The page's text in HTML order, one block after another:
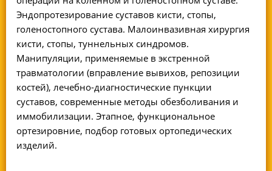
Эндопротезирование суставов кисти, стопы,
голеностопного сустава. Малоинвазивная хирургия
кисти, стопы, туннельных синдромов.
Манипуляции, применяемые в экстренной
травматологии (вправление вывихов, репозиции
костей), лечебно-диагностические пункции
суставов, современные методы обезболивания и
иммобилизации. Этапное, функциональное
ортезировние, подбор готовых ортопедических
изделий.